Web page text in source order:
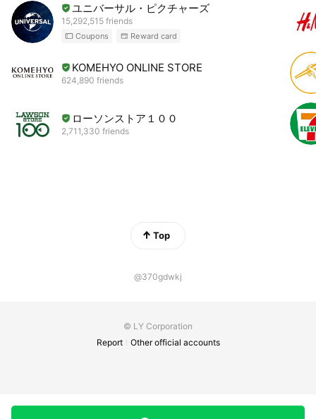
ユニバーサル・ピクチャーズ
15,292,515 friends
Coupons Reward card
KOMEHYO ONLINE STORE
624,890 friends
ローソンストア１００
2,711,330 friends
Top
@370gdwkj
© LY Corporation
Report
Other official accounts